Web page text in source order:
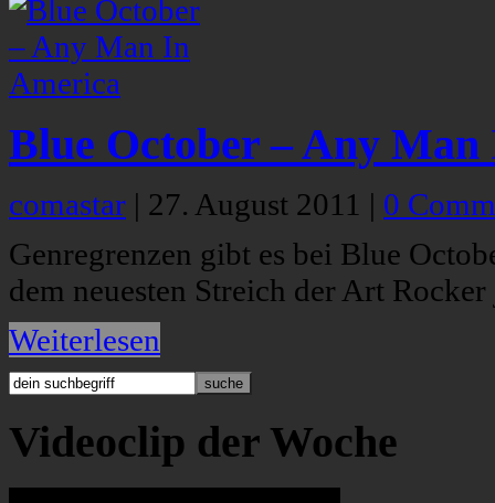
Blue October – Any
comastar | 27. August 2011 | 0
Genregrenzen gibt es bei Blue
dem neuesten Streich der Art
Weiterlesen
Videoclip der Woche